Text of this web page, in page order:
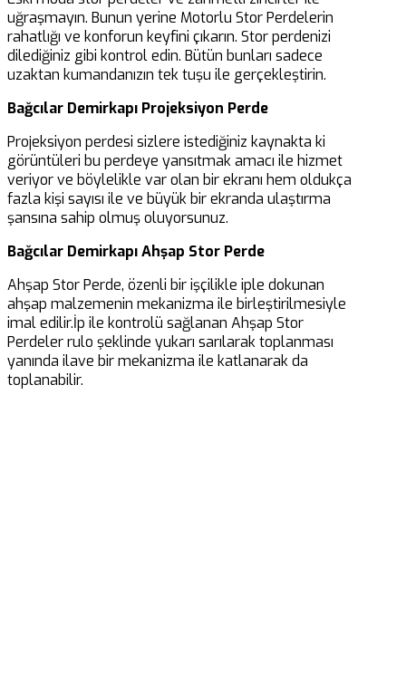
uğraşmayın. Bunun yerine Motorlu Stor Perdelerin
rahatlığı ve konforun keyfini çıkarın. Stor perdenizi
dilediğiniz gibi kontrol edin. Bütün bunları sadece
uzaktan kumandanızın tek tuşu ile gerçekleştirin.
Bağcılar Demirkapı Projeksiyon Perde
Projeksiyon perdesi sizlere istediğiniz kaynakta ki
görüntüleri bu perdeye yansıtmak amacı ile hizmet
veriyor ve böylelikle var olan bir ekranı hem oldukça
fazla kişi sayısı ile ve büyük bir ekranda ulaştırma
şansına sahip olmuş oluyorsunuz.
Bağcılar Demirkapı Ahşap Stor Perde
Ahşap Stor Perde, özenli bir işçilikle iple dokunan
ahşap malzemenin mekanizma ile birleştirilmesiyle
imal edilir.İp ile kontrolü sağlanan Ahşap Stor
Perdeler rulo şeklinde yukarı sarılarak toplanması
yanında ilave bir mekanizma ile katlanarak da
toplanabilir.